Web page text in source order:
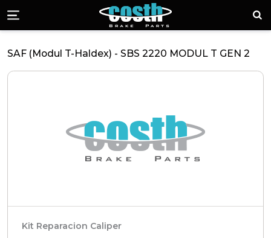
Piezas de Freno
Menü
SAF (Modul T-Haldex) - SBS 2220 MODUL T GEN 2
Kit Reparacion Caliper